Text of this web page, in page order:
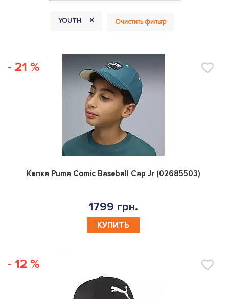
YOUTH + Очистить фильтр
- 21 %
0
Кепка Puma Comic Baseball Cap Jr (02685503)
1799 грн.
КУПИТЬ
- 12 %